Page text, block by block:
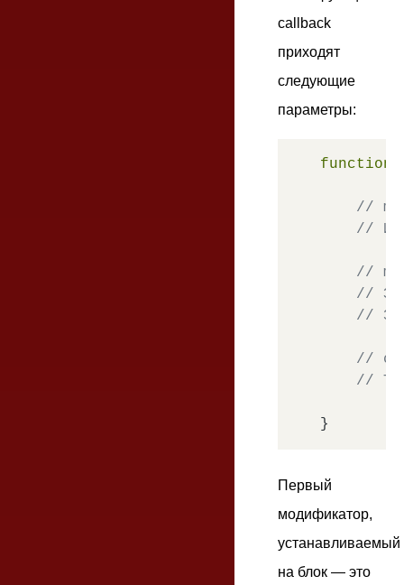
callback
приходят
следующие
параметры:
function
//
//
//
//
//
//
//
Первый
модификатор,
устанавливаемый
на блок — это